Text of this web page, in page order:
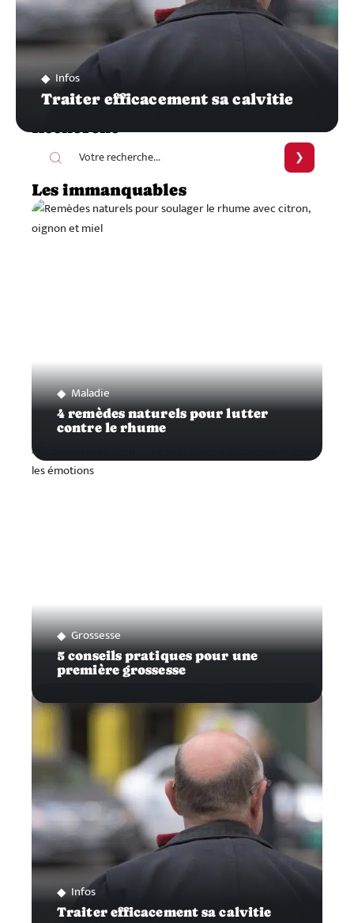
Infos
Traiter efficacement sa calvitie
Recherche
Les immanquables
Maladie
4 remèdes naturels pour lutter
contre le rhume
Grossesse
5 conseils pratiques pour une
première grossesse
Infos
Traiter efficacement sa calvitie